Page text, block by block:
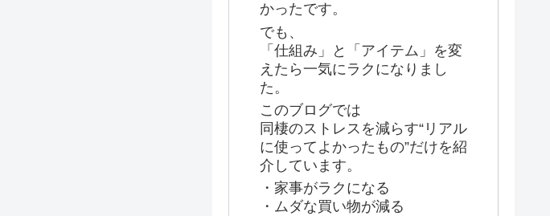
かったです。
でも、
「仕組み」と「アイテム」を変
えたら一気にラクになりまし
た。
このブログでは
同棲のストレスを減らす“リアル
に使ってよかったもの”だけを紹
介しています。
・家事がラクになる
・ムダな買い物が減る